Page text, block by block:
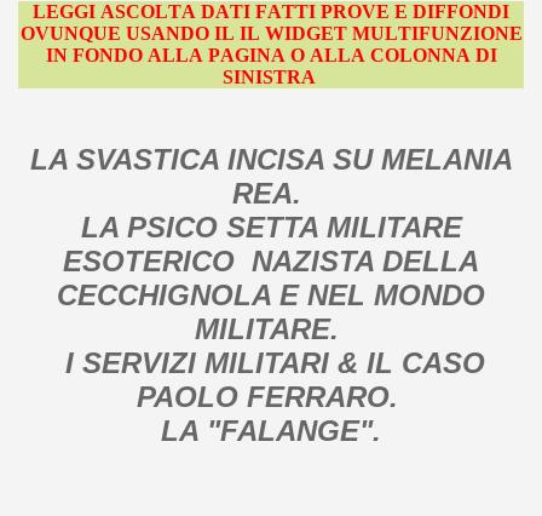
LEGGI ASCOLTA DATI FATTI PROVE E DIFFONDI
OVUNQUE USANDO IL IL WIDGET MULTIFUNZIONE
IN FONDO ALLA PAGINA O ALLA COLONNA DI
SINISTRA
LA SVASTICA INCISA SU MELANIA
REA.
LA PSICO SETTA MILITARE
ESOTERICO NAZISTA DELLA
CECCHIGNOLA E NEL MONDO
MILITARE.
I SERVIZI MILITARI & IL CASO
PAOLO FERRARO.
LA "FALANGE".